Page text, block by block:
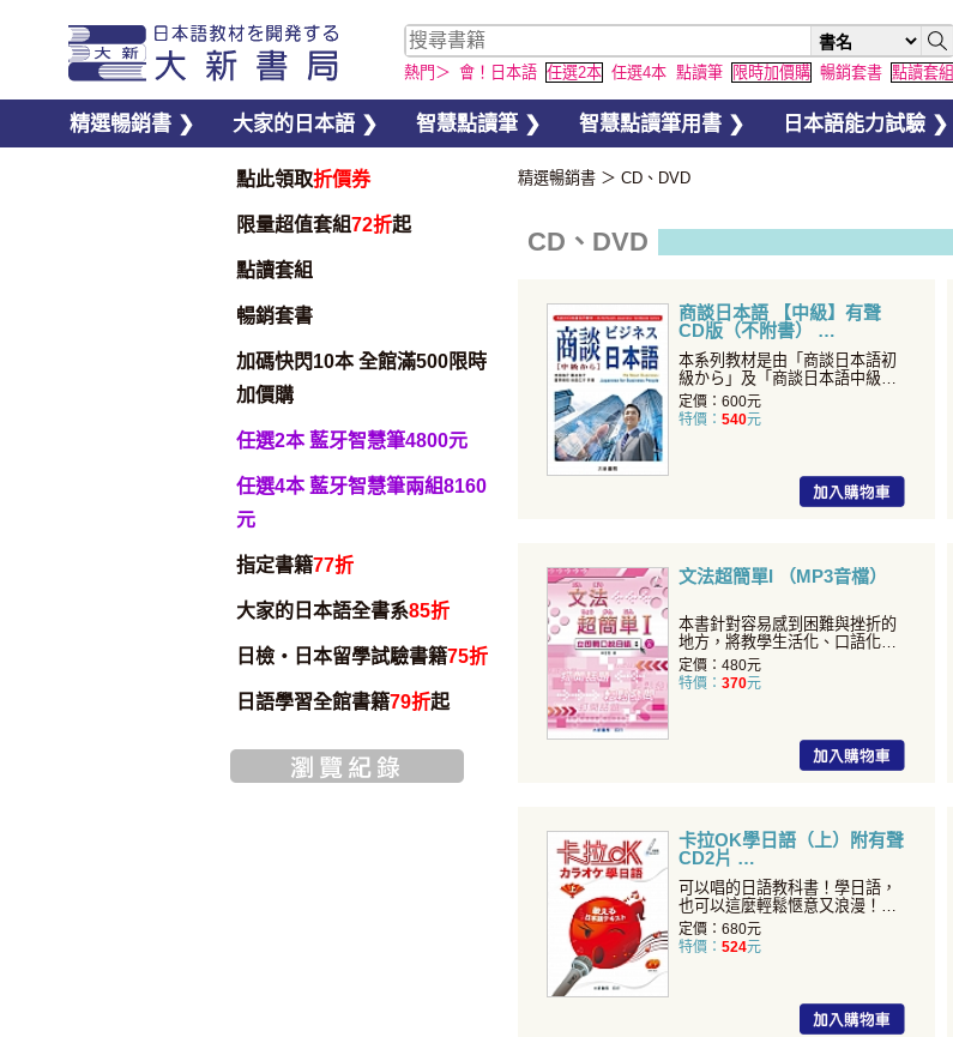
熱門＞ 會！日本語 任選2本 任選4本 點讀筆 限時加價購 暢銷套書 點讀套組
精選暢銷書 ❯ 大家的日本語 ❯ 智慧點讀筆 ❯ 智慧點讀筆用書 ❯ 日本語能力試驗 ❯
點此領取折價券
限量超值套組72折起
點讀套組
暢銷套書
加碼快閃10本 全館滿500限時
加價購
任選2本 藍牙智慧筆4800元
任選4本 藍牙智慧筆兩組8160
元
指定書籍77折
大家的日本語全書系85折
日檢・日本留學試驗書籍75折
日語學習全館書籍79折起
精選暢銷書 ＞ CD、DVD
CD、DVD
商談日本語 【中級】有聲
CD版（不附書）
本系列教材是由「商談日本語初
級から」及「商談日本語中級か
ら」組合而成。由於是商務
定價：600元
特價： 540元
文法超簡單I （MP3音檔）
本書針對容易感到困難與挫折的
地方，將教學生活化、口語化，
讓初級學習者更容易吸收。
定價：480元
特價： 370元
卡拉OK學日語（上）附有聲
CD2片
可以唱的日語教科書！學日語，
也可以這麼輕鬆愜意又浪漫！每
首歌皆附有日語單字註釋和
定價：680元
特價： 524元